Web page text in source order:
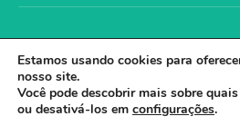
Estamos usando cookies para
nosso site.
Você pode descobrir mais sobre
ou desativá-los em configurações.